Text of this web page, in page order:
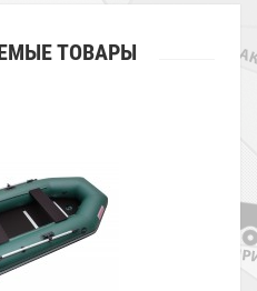
ТОВАРЫ